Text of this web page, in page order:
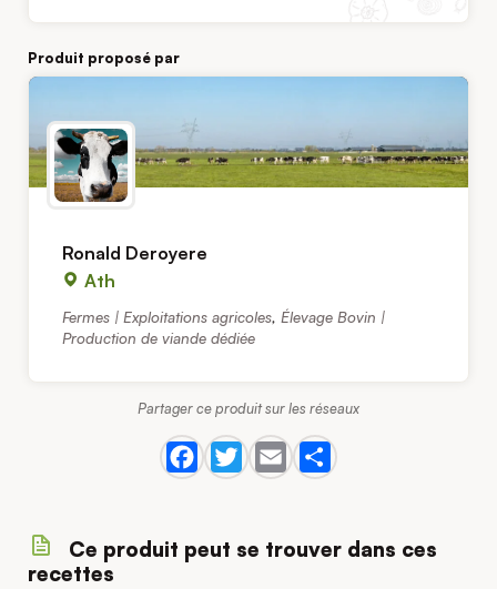
Produit proposé par
Ronald Deroyere
Ath
Fermes | Exploitations agricoles, Élevage Bovin |
Production de viande dédiée
Partager ce produit sur les réseaux
Ce produit peut se trouver dans ces
recettes